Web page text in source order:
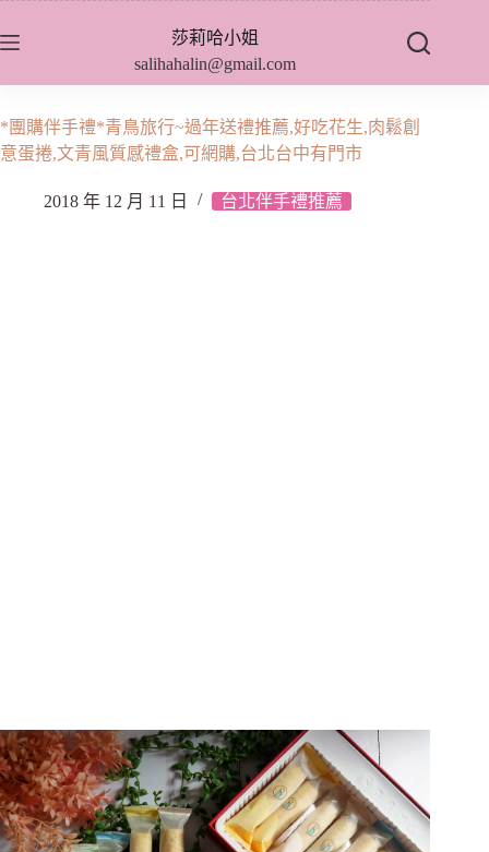
至
內
容
莎莉哈小姐
salihahalin@gmail.com
*團購伴手禮*青鳥旅行~過年送禮推薦,好吃花生,肉鬆創
意蛋捲,文青風質感禮盒,可網購,台北台中有門市
2018 年 12 月 11 日 台北伴手禮推薦